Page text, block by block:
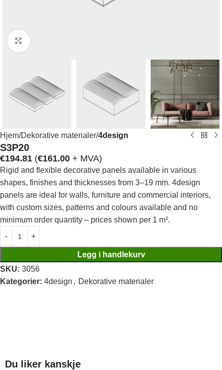
Hjem Dekorative materialer 4design
S3P20
€194.81 (€161.00 + MVA)
Rigid and flexible decorative panels available in various
shapes, finishes and thicknesses from 3–19 mm. 4design
panels are ideal for walls, furniture and commercial interiors,
with custom sizes, patterns and colours available and no
minimum order quantity – prices shown per 1 m².
Legg i handlekurv
SKU: 3056
Kategorier: 4design , Dekorative materialer
Du liker kanskje